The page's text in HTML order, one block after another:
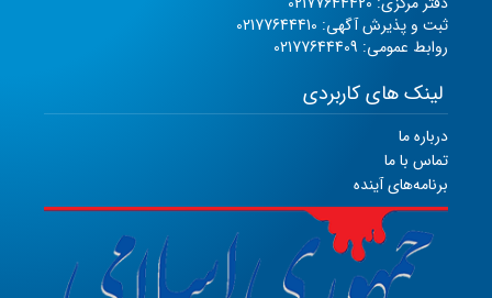
ثبت و پذیرش آگهی: 02177644410
روابط عمومی: 02177644409
لینک های کاربردی
درباره ما
تماس با ما
برنامه‌های آینده